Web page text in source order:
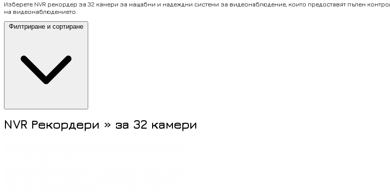
Изберете NVR рекордер за 32 камери за мащабни и надеждни системи за видеонаблюдение, които предоставят пълен
на видеонаблюдението.
Филтриране и сортиране
NVR Рекордери » за 32 камери